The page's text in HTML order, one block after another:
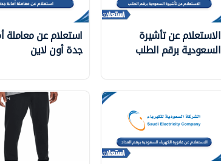
الاستعلام عن تأشيرة
السعودية برقم الطلب
استعلام عن معاملة
جدة أون لاين